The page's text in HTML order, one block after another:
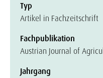
Typ
Artikel in Fachzeitschrift
Fachpublikation
Austrian Journal of
Jahrgang